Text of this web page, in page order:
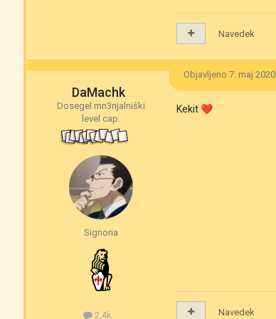
Navedek
DaMachk
Dosegel mn3njalniški
level cap.
Signoria
2,4k
Objavljeno7. maj 2020
Kekit ❤️
Navedek